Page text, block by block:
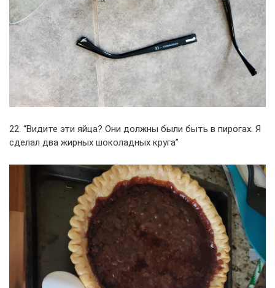
22. “Видите эти яйца? Они должны были быть в пирогах. Я
сделал два жирных шоколадных круга”